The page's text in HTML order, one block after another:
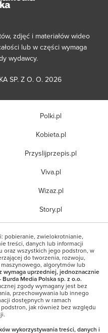
zdjęć i materiałów wideo
lub w części wymaga
wydawcy.
SP. Z O. O. 2026
Polki.pl
Kobieta.pl
Przyslijprzepis.pl
Viva.pl
Wizaz.pl
Story.pl
pobieranie, zwielokrotnianie,
treści, danych lub informacji
oraz wszystkich jego podstron, w
do tworzenia, rozwoju,
algorytmów lub
wymaga uprzedniej, jednoznacznie
Media Polska sp. z o.o.
zgody wymagany jest bez
przechowywania lub innego
dostępnych w ramach
jak również bez względu
wykorzystywania treści, danych i